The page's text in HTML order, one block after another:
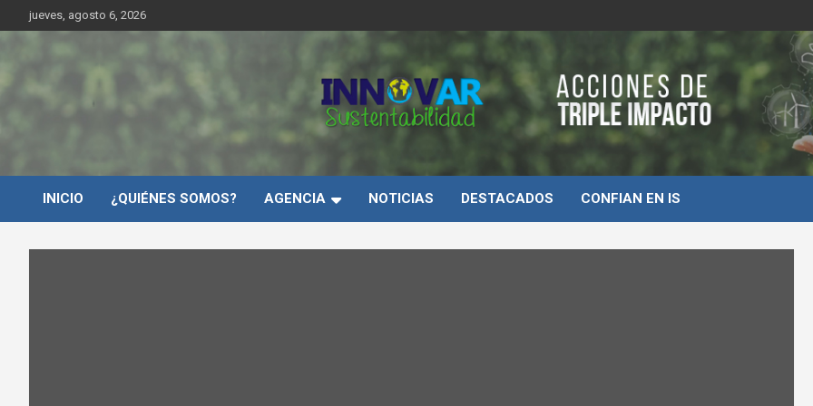
Saltar
al
contenido
jueves, agosto 6, 2026
Innovar Sustentabilidad
INICIO ¿QUIÉNES SOMOS? AGENCIA NOTICIAS DESTACADOS CONFIAN EN IS